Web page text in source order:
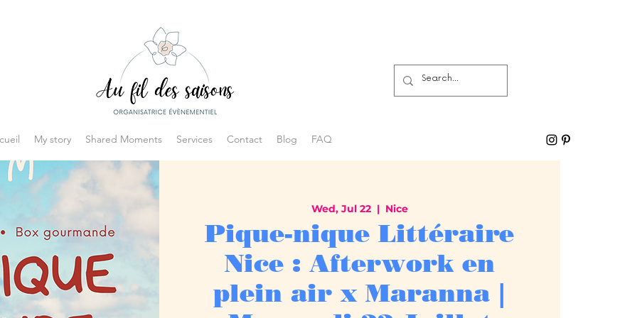
My story Shared Moments Services Contact Blog FAQ
Wed, Jul 22
  |
Nice
Pique-nique Littéraire
Nice : Afterwork en
plein air x Maranna |